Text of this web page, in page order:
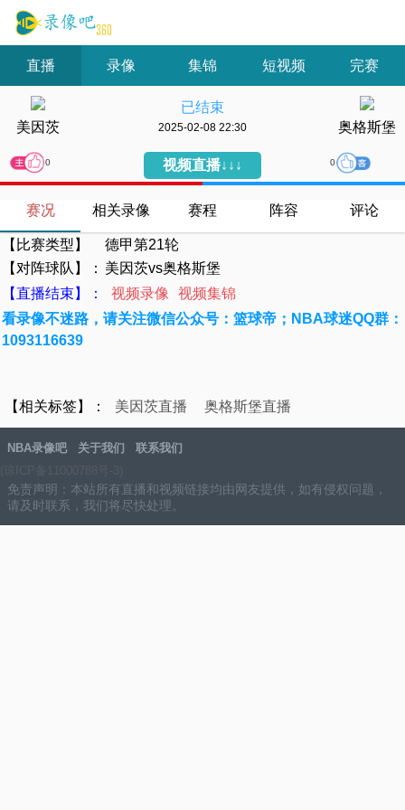
直播 录像 集锦 短视频 完赛
美因茨
已结束
2025-02-08 22:30 奥格斯堡
为
主
赞
0 视频直播↓↓↓ 0为
客
赛况 相关录像 赛程 阵容 评论
【比赛类型】
德甲第21轮
【对阵球队】： 美因茨vs奥格斯堡
【直播结束】：
视频录像
视频集锦
看录像不迷路，请关注微信公众号：篮球帝；NBA球迷QQ群：
1093116639
【相关标签】： 美因茨直播 奥格斯堡直播
NBA录像吧 关于我们
联系我们
免责声明：本站所有直播和视频链接均由网友提供，如有侵权问题，
请及时联系，我们将尽快处理。